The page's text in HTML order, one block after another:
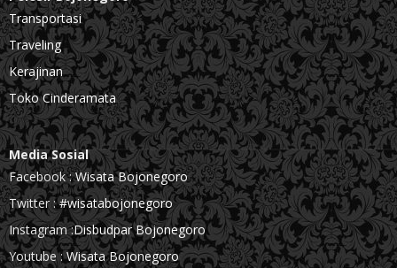
Transportasi
Traveling
Kerajinan
Toko Cinderamata
Media Sosial
Facebook :Wisata Bojonegoro
Twitter :#wisatabojonegoro
Instagram :Disbudpar Bojonegoro
Youtube :Wisata Bojonegoro